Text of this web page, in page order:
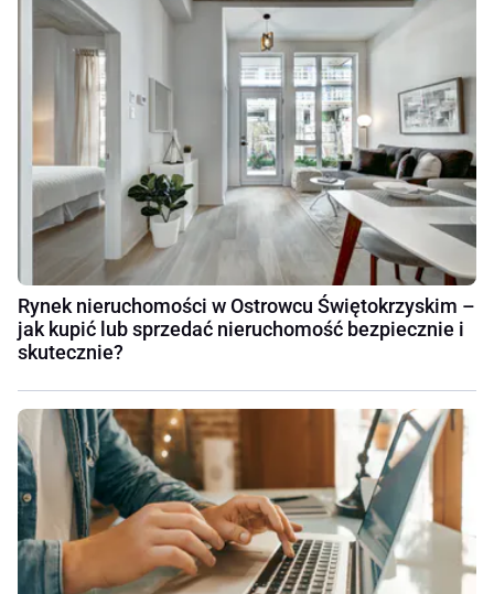
Rynek nieruchomości w Ostrowcu Świętokrzyskim –
jak kupić lub sprzedać nieruchomość bezpiecznie i
skutecznie?